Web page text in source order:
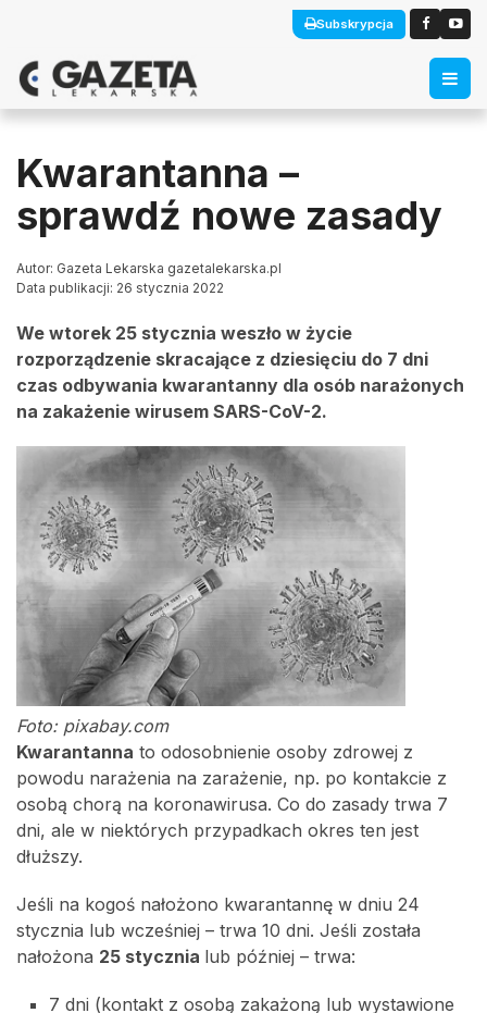
Subskrypcja
Kwarantanna –
sprawdź nowe zasady
Autor: Gazeta Lekarska gazetalekarska.pl
Data publikacji: 26 stycznia 2022
We wtorek 25 stycznia weszło w życie
rozporządzenie skracające z dziesięciu do 7 dni
czas odbywania kwarantanny dla osób narażonych
na zakażenie wirusem SARS-CoV-2.
Foto: pixabay.com
Kwarantanna to odosobnienie osoby zdrowej z
powodu narażenia na zarażenie, np. po kontakcie z
osobą chorą na koronawirusa. Co do zasady trwa 7
dni, ale w niektórych przypadkach okres ten jest
dłuższy.
Jeśli na kogoś nałożono kwarantannę w dniu 24
stycznia lub wcześniej – trwa 10 dni. Jeśli została
nałożona 25 stycznia lub później – trwa:
7 dni (kontakt z osobą zakażoną lub wystawione